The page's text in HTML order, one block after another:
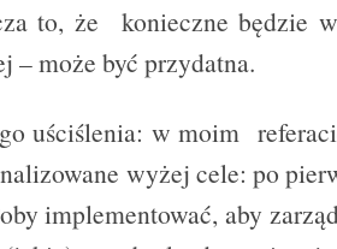
to, że konieczne będzie
– może być przydatna.
uściślenia: w moim
wyżej cele: po
implementować, aby